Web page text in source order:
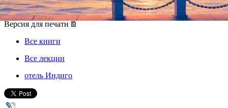
11 марта 2019, понедельник,19.30
Версия для печати
Все книги
Все лекции
отель Индиго